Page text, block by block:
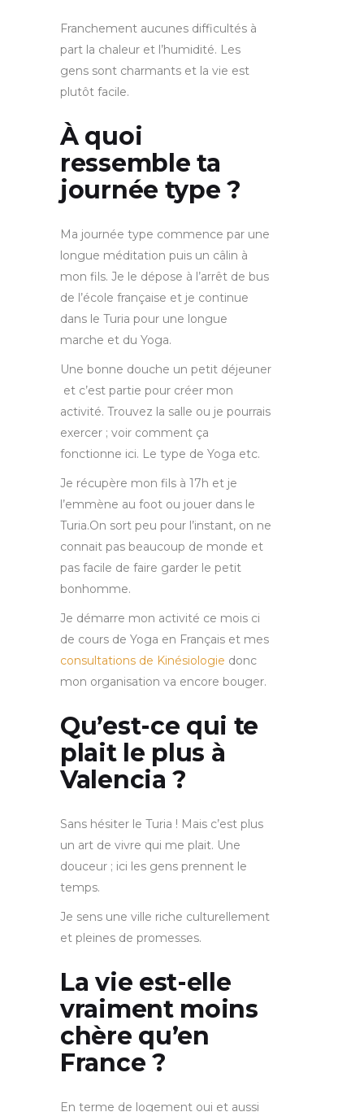
Franchement aucunes difficultés à
part la chaleur et l’humidité. Les
gens sont charmants et la vie est
plutôt facile.
À quoi
ressemble ta
journée type ?
Ma journée type commence par une
longue méditation puis un câlin à
mon fils. Je le dépose à l’arrêt de bus
de l’école française et je continue
dans le Turia pour une longue
marche et du Yoga.
Une bonne douche un petit déjeuner
et c’est partie pour créer mon
activité. Trouvez la salle ou je pourrais
exercer ; voir comment ça
fonctionne ici. Le type de Yoga etc.
Je récupère mon fils à 17h et je
l’emmène au foot ou jouer dans le
Turia.On sort peu pour l’instant, on ne
connait pas beaucoup de monde et
pas facile de faire garder le petit
bonhomme.
Je démarre mon activité ce mois ci
de cours de Yoga en Français et mes
consultations de Kinésiologie donc
mon organisation va encore bouger.
Qu’est-ce qui te
plait le plus à
Valencia ?
Sans hésiter le Turia ! Mais c’est plus
un art de vivre qui me plait. Une
douceur ; ici les gens prennent le
temps.
Je sens une ville riche culturellement
et pleines de promesses.
La vie est-elle
vraiment moins
chère qu’en
France ?
En terme de logement oui et aussi